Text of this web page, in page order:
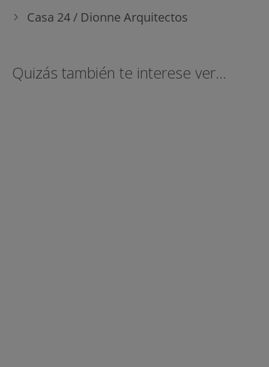
Casa 24 / Dionne Arquitectos
Quizás también te interese ver...